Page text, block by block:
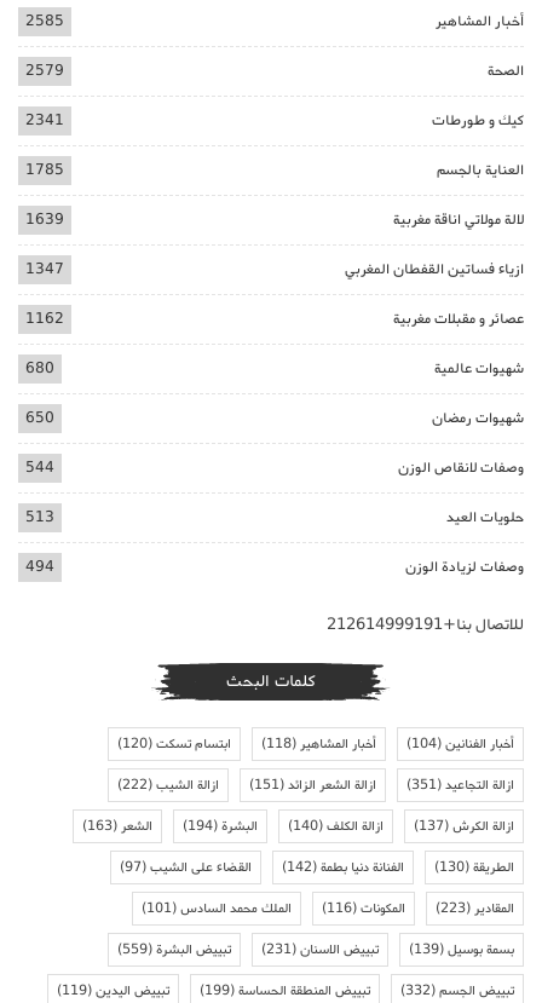
أخبار المشاهير 2585
الصحة 2579
كيك و طورطات 2341
العناية بالجسم 1785
لالة مولاتي اناقة مغربية 1639
ازياء فساتين القفطان المغربي 1347
عصائر و مقبلات مغربية 1162
شهيوات عالمية 680
شهيوات رمضان 650
وصفات لانقاص الوزن 544
حلويات العيد 513
وصفات لزيادة الوزن 494
للاتصال بنا+212614999191
كلمات البحث
أخبار الفنانين(104) أخبار المشاهير(118) ابتسام تسكت(120)
ازالة التجاعيد(351) ازالة الشعر الزائد(151) ازالة الشيب(222)
ازالة الكرش(137) ازالة الكلف(140) البشرة(194) الشعر(163)
الطريقة(130) الفنانة دنيا بطمة(142) القضاء على الشيب(97)
المقادير(223) المكونات(116) الملك محمد السادس(101)
بسمة بوسيل(139) تبييض الاسنان(231) تبييض البشرة(559)
تبييض الجسم(332) تبييض المنطقة الحساسة(199) تبييض اليدين(119)